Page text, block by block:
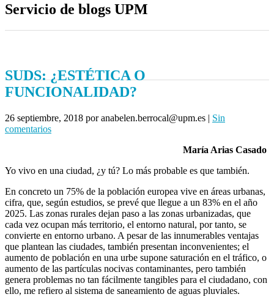
Servicio de blogs UPM
SUDS: ¿ESTÉTICA O
FUNCIONALIDAD?
26 septiembre, 2018 por anabelen.berrocal@upm.es | Sin
comentarios
María Arias Casado
Yo vivo en una ciudad, ¿y tú? Lo más probable es que también.
En concreto un 75% de la población europea vive en áreas urbanas,
cifra, que, según estudios, se prevé que llegue a un 83% en el año
2025. Las zonas rurales dejan paso a las zonas urbanizadas, que
cada vez ocupan más territorio, el entorno natural, por tanto, se
convierte en entorno urbano. A pesar de las innumerables ventajas
que plantean las ciudades, también presentan inconvenientes; el
aumento de población en una urbe supone saturación en el tráfico, o
aumento de las partículas nocivas contaminantes, pero también
genera problemas no tan fácilmente tangibles para el ciudadano, con
ello, me refiero al sistema de saneamiento de aguas pluviales.